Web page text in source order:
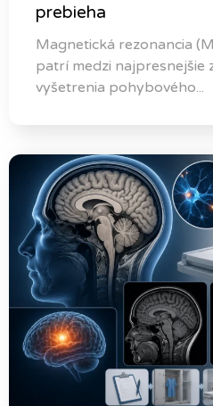
prebieha
Magnetická rezonancia
patrí medzi najpresnejšie
vyšetrenia pohybového...